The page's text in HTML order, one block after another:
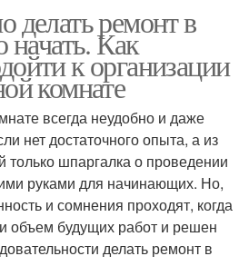
делать ремонт в
начать. Как
к организации
комнате
всегда неудобно и даже
нет достаточного опыта, а из
только шпаргалка о проведении
руками для начинающих. Но,
и сомнения проходят, когда
объем будущих работ и решен
делать ремонт в